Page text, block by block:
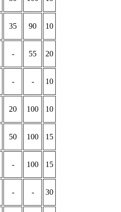
35 90 10
- 55 20
- - 10
20 100 10
50 100 15
- 100 15
- - 30